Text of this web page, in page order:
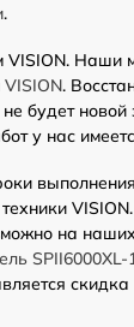
.
Наши
VISION.
будет
у нас
техники
на
SPII6000XL-